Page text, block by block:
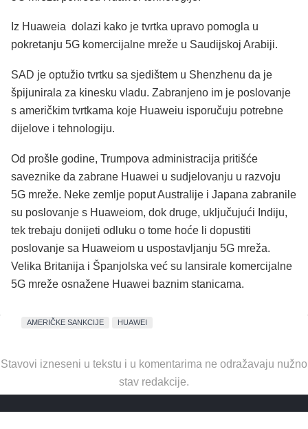
Iz Huaweia dolazi kako je tvrtka upravo pomogla u
pokretanju 5G komercijalne mreže u Saudijskoj Arabiji.
SAD je optužio tvrtku sa sjedištem u Shenzhenu da je
špijunirala za kinesku vladu. Zabranjeno im je poslovanje
s američkim tvrtkama koje Huaweiu isporučuju potrebne
dijelove i tehnologiju.
Od prošle godine, Trumpova administracija pritišće
saveznike da zabrane Huawei u sudjelovanju u razvoju
5G mreže. Neke zemlje poput Australije i Japana zabranile
su poslovanje s Huaweiom, dok druge, uključujući Indiju,
tek trebaju donijeti odluku o tome hoće li dopustiti
poslovanje sa Huaweiom u uspostavljanju 5G mreža.
Velika Britanija i Španjolska već su lansirale komercijalne
5G mreže osnažene Huawei baznim stanicama.
AMERIČKE SANKCIJE HUAWEI
Stavovi izneseni u tekstu i u komentarima ne odražavaju nužno
stav redakcije.